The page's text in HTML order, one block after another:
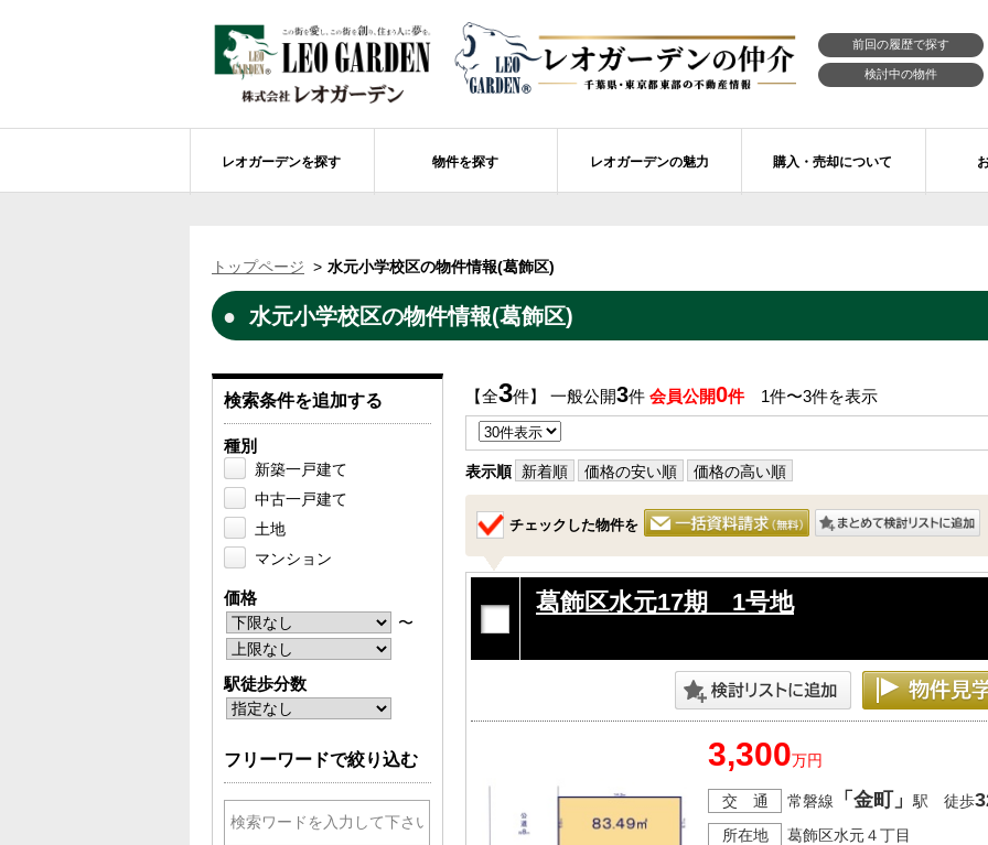
前回の履歴で探す
検討中の物件
レオガーデンを探す
成田市のレオガーデン
レオガーデン新現場 造成工事のお知らせ
レオガーデン新船橋 紫吹の街Ⅱ レオガーデン船橋 大楠の杜
レオガーデン船橋法典 朝陽の街〔第1期〕 レオガーデン成田公津 煌羅の杜
物件を探す
市川市エリアの物件情報
土地を探す
市川市の学区から探す お預かりしている物件
総武線沿線の未公開物件情報について レオガーデン倶楽部について
レオガーデンの魅力
レオ・グローブ カリフォルニア
モデルハウス
太陽光発電システム 自由設計・建築設計
購入・売却について
住宅ローンのポイント
売却物件大募集
トップページ 水元小学校区の物件情報(葛飾区)
水元小学校区の物件情報(葛飾区)
【全3件】 一般公開3件 会員公開0件1件〜3件を表示
表示順 新着順 価格の安い順 価格の高い順
チェックした物件を
葛飾区水元17期 1号地
3,300万円
交 通 常磐線 「金町」駅 徒歩
所在地
葛飾区水元４丁目
検索条件を追加する
種別
新築一戸建て
中古一戸建て
土地
マンション
価格
〜
駅徒歩分数
フリーワードで絞り込む